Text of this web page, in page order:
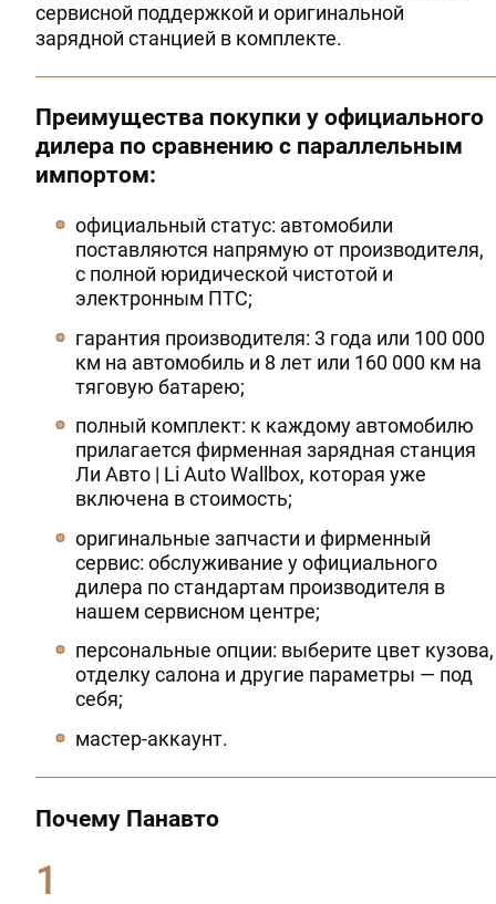
сервисной поддержкой и оригинальной
зарядной станцией в комплекте.
Преимущества покупки у официального
дилера по сравнению с параллельным
импортом:
официальный статус: автомобили
поставляются напрямую от производителя,
с полной юридической чистотой и
электронным ПТС;
гарантия производителя: 3 года или 100 000
км на автомобиль и 8 лет или 160 000 км на
тяговую батарею;
полный комплект: к каждому автомобилю
прилагается фирменная зарядная станция
Ли Авто | Li Auto Wallbox, которая уже
включена в стоимость;
оригинальные запчасти и фирменный
сервис: обслуживание у официального
дилера по стандартам производителя в
нашем сервисном центре;
персональные опции: выберите цвет кузова,
отделку салона и другие параметры — под
себя;
мастер-аккаунт.
Почему Панавто